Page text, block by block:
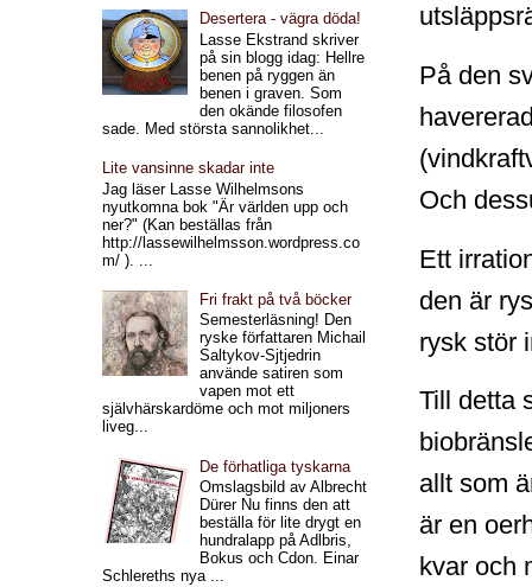
På den
Och
Ett
den är
rysk stör
Till detta
allt som
är en
kvar och
Desertera - vägra döda!
Lasse Ekstrand skriver
på sin blogg idag: Hellre
benen på ryggen än
benen i graven. Som
den okände filosofen
sade. Med största sannolikhet...
Lite vansinne skadar inte
Jag läser Lasse Wilhelmsons
nyutkomna bok "Är världen upp och
ner?" (Kan beställas från
http://lassewilhelmsson.wordpress.co
m/ ). ...
Fri frakt på två böcker
Semesterläsning! Den
ryske författaren Michail
Saltykov-Sjtjedrin
använde satiren som
vapen mot ett
självhärskardöme och mot miljoners
liveg...
De förhatliga tyskarna
Omslagsbild av Albrecht
Dürer Nu finns den att
beställa för lite drygt en
hundralapp på Adlbris,
Bokus och Cdon. Einar
Schlereths nya ...